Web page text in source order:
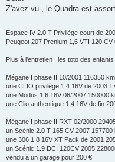
a
n
o
n
u
Z'avez vu , le Quadra est
Espace IV 2.0 T Privilège court de
Peugeot 207 Prenium 1,6 VTI 120
Plus à l'entretien , les toto des enfants
Mégane I phase II 10/2001 116350
une CLIO privilège 1,4 16V de 2003
une Modus 1.6 16V 06/2007 150000
une Clio authentique 1.4 16V de fin
Mégane I phase II RXT 02/2000
un Scénic 2.0 T 165 CV 2007
une 306 1.8 16V XT Pack de 2001
un Scénic 1.9 DCI 120CV 2005
vendu à un garage pour 200 €